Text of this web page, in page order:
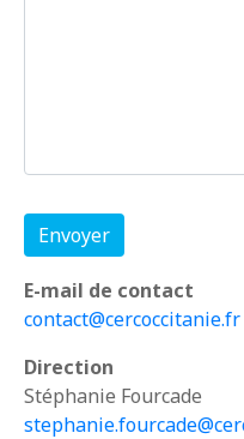
E-mail de contact
contact@cercoccitanie.fr
Direction
Stéphanie Fourcade